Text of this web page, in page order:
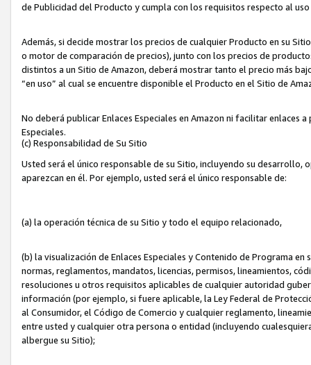
de Publicidad del Producto y cumpla con los requisitos respecto al uso
Además, si decide mostrar los precios de cualquier Producto en su
o motor de comparación de precios), junto con los precios de
distintos a un Sitio de Amazon, deberá mostrar tanto el precio más
“en uso” al cual se encuentre disponible el Producto en el Sitio de
No deberá publicar Enlaces Especiales en Amazon ni facilitar enlaces
Especiales.
(c) Responsabilidad de Su Sitio
Usted será el único responsable de su Sitio, incluyendo su
aparezcan en él. Por ejemplo, usted será el único responsable de:
(a) la operación técnica de su Sitio y todo el equipo relacionado,
(b) la visualización de Enlaces Especiales y Contenido de Programa
normas, reglamentos, mandatos, licencias, permisos, lineamientos,
resoluciones u otros requisitos aplicables de cualquier autoridad
información (por ejemplo, si fuere aplicable, la Ley Federal de
al Consumidor, el Código de Comercio y cualquier reglamento,
entre usted y cualquier otra persona o entidad (incluyendo
albergue su Sitio);